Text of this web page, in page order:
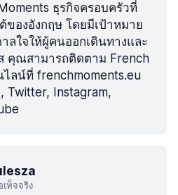
ธุรกิจครอบครัวที่
ของอังกฤษ โดยมีเป้าหมาย
ลใจให้ผู้คนออกเดินทางและ
ส คุณสามารถติดตาม French
ไลน์ที่ frenchmoments.eu
Twitter, Instagram,
ท็จจริง